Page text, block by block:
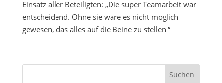
Einsatz aller Beteiligten: „Die super Teamarbeit war
entscheidend. Ohne sie wäre es nicht möglich
gewesen, das alles auf die Beine zu stellen.“
Suchen